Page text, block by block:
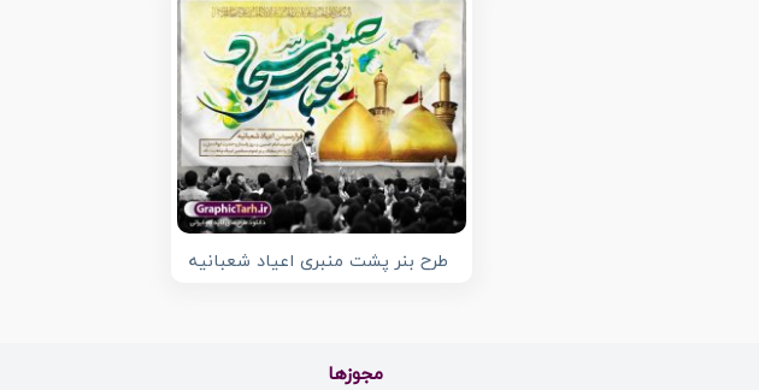
طرح بنر پشت منبری اعیاد شعبانیه
مجوزها